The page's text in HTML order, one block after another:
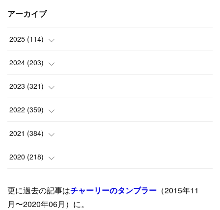
アーカイブ
2025 (114)
(1)
(8)
(6)
(9 )
( 5 )
( 15
2024 (203)
(24)
(10)
(18)
(17)
)
2023 (321)
(25)
(17)
(35)
(33 )
2022 (359)
(42)
(37)
(31)
2021 (384)
(9)
(39)
2020 (218)
(24)
更に過去の記事はチャーリーのタンブラー （2015年11
月〜2020年06月）に。